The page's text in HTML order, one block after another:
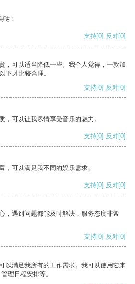
哒！
支持[0] 反对[0]
，可以适当降低一些。我个人觉得，一款加
下才比较合理。
支持[0] 反对[0]
，可以让我尽情享受音乐的魅力。
支持[0] 反对[0]
，可以满足我不同的娱乐需求。
支持[0] 反对[0]
，遇到问题都能及时解决，服务态度非常
支持[0] 反对[0]
以满足我所有的工作需求。我可以使用它来
理日程安排等。